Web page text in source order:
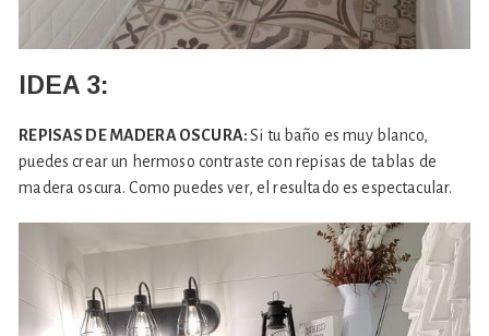
IDEA 3:
REPISAS DE MADERA OSCURA:Si tu baño es muy blanco,
puedes crear un hermoso contraste con repisas de tablas de
madera oscura. Como puedes ver, el resultado es espectacular.